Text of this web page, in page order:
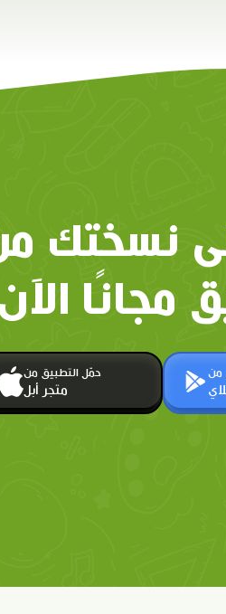
نسختك
مجانًا
حمّل التطبيق من
متجر أبل
من